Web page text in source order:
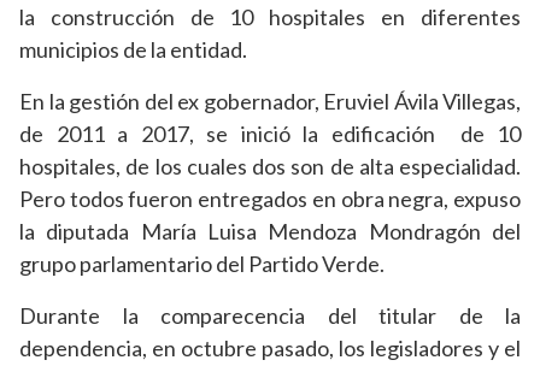
la construcción de 10 hospitales en diferentes
municipios de la entidad.
En la gestión del ex gobernador, Eruviel Ávila Villegas,
de 2011 a 2017, se inició la edificación de 10
hospitales, de los cuales dos son de alta especialidad.
Pero todos fueron entregados en obra negra, expuso
la diputada María Luisa Mendoza Mondragón del
grupo parlamentario del Partido Verde.
Durante la comparecencia del titular de la
dependencia, en octubre pasado, los legisladores y el